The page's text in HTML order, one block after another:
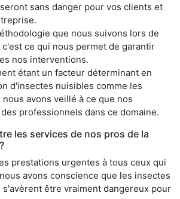
sans danger pour vos clients et
que nous suivons lors de
ce qui nous permet de garantir
nos interventions.
étant un facteur déterminant en
d'insectes nuisibles comme les
avons veillé à ce que nos
professionnels dans ce domaine.
les services de nos pros de la
prestations urgentes à tous ceux qui
avons conscience que les insectes
s'avèrent être vraiment dangereux pour